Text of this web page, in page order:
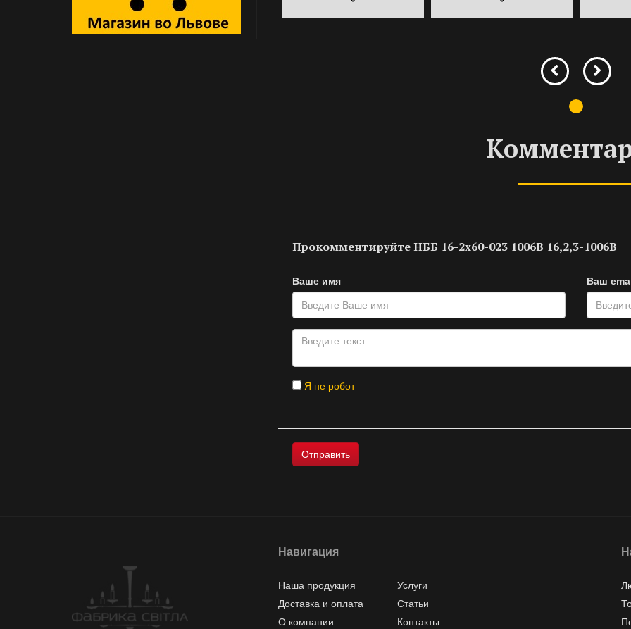
Прокомментируйте НББ 16-2х60-023 1006B 16,2,3-1006B
Ваше имя Ваш
Я не робот
Навигация
Наша продукция
Услуги
Доставка и оплата
Статьи
О компании
Контакты